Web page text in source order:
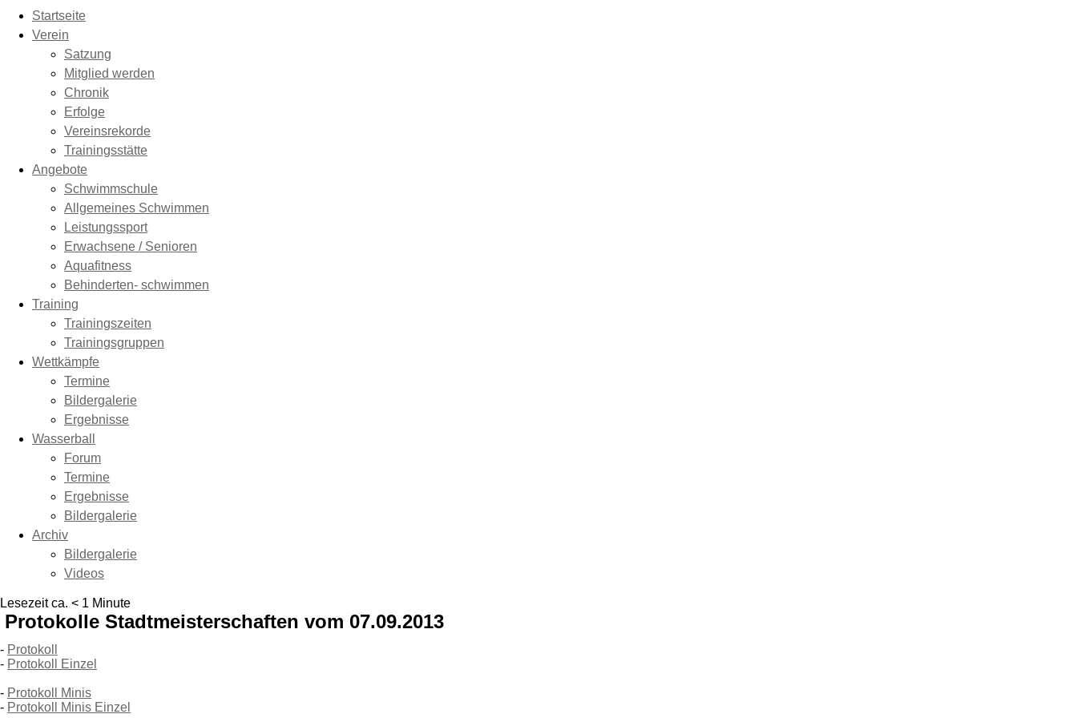
Startseite
Verein
Satzung
Mitglied werden
Chronik
Erfolge
Vereinsrekorde
Trainingsstätte
Angebote
Schwimmschule
Allgemeines Schwimmen
Leistungssport
Erwachsene / Senioren
Aquafitness
Behinderten- schwimmen
Training
Trainingszeiten
Trainingsgruppen
Wettkämpfe
Termine
Bildergalerie
Ergebnisse
Wasserball
Forum
Termine
Ergebnisse
Bildergalerie
Archiv
Bildergalerie
Videos
Lesezeit ca. < 1 Minute
Protokolle Stadtmeisterschaften vom 07.09.2013
- Protokoll
- Protokoll Einzel
- Protokoll Minis
- Protokoll Minis Einzel